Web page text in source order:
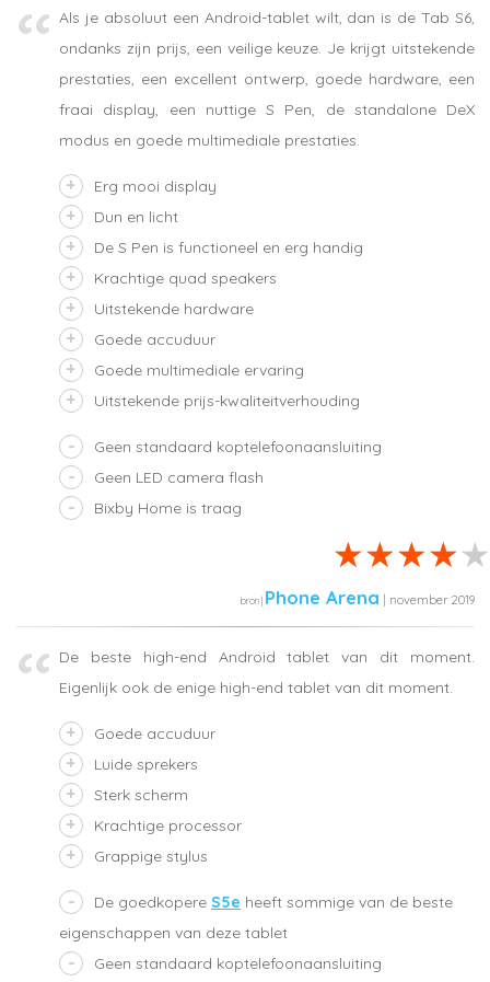
Als je absoluut een Android-tablet wilt, dan is de Tab S6,
ondanks zijn prijs, een veilige keuze. Je krijgt uitstekende
prestaties, een excellent ontwerp, goede hardware, een
fraai display, een nuttige S Pen, de standalone DeX
modus en goede multimediale prestaties.
Erg mooi display
Dun en licht
De S Pen is functioneel en erg handig
Krachtige quad speakers
Uitstekende hardware
Goede accuduur
Goede multimediale ervaring
Uitstekende prijs-kwaliteitverhouding
Geen standaard koptelefoonaansluiting
Geen LED camera flash
Bixby Home is traag
Phone Arena | november 2019
De beste high-end Android tablet van dit moment.
Eigenlijk ook de enige high-end tablet van dit moment.
Goede accuduur
Luide sprekers
Sterk scherm
Krachtige processor
Grappige stylus
De goedkopere S5e heeft sommige van de beste
eigenschappen van deze tablet
Geen standaard koptelefoonaansluiting